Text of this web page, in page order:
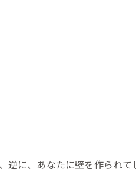
に、あなたに壁を作られ